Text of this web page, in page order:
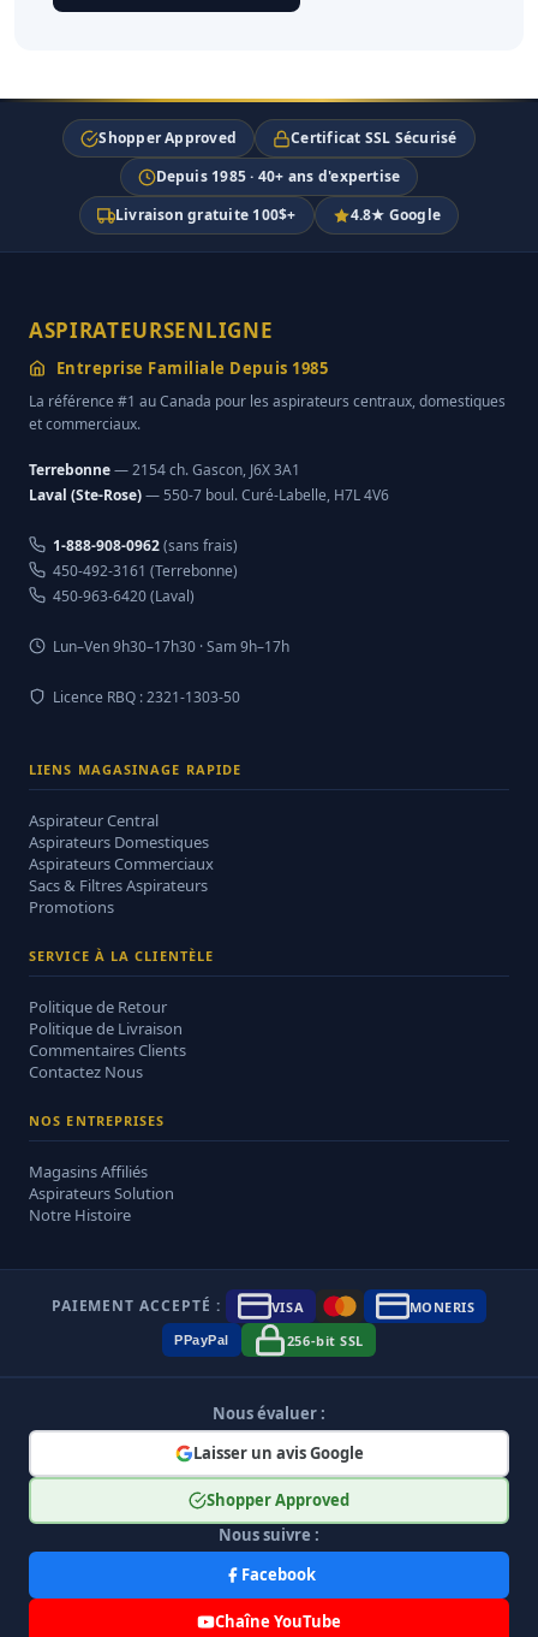
Shopper Approved
Certificat SSL Sécurisé
Depuis 1985 · 40+ ans d'expertise
Livraison gratuite 100$+
4.8★ Google
ASPIRATEURSENLIGNE
Entreprise Familiale Depuis 1985
La référence #1 au Canada pour les aspirateurs centraux, domestiques
et commerciaux.
Terrebonne— 2154 ch. Gascon, J6X 3A1
Laval (Ste-Rose)— 550-7 boul. Curé-Labelle, H7L 4V6
1-888-908-0962(sans frais)
450-492-3161 (Terrebonne)
450-963-6420 (Laval)
Lun–Ven 9h30–17h30 · Sam 9h–17h
Licence RBQ : 2321-1303-50
LIENS MAGASINAGE RAPIDE
Aspirateur Central
Aspirateurs Domestiques
Aspirateurs Commerciaux
Sacs & Filtres Aspirateurs
Promotions
SERVICE À LA CLIENTÈLE
Politique de Retour
Politique de Livraison
Commentaires Clients
Contactez Nous
NOS ENTREPRISES
Magasins Affiliés
Aspirateurs Solution
Notre Histoire
PAIEMENT ACCEPTÉ : VISA MONERIS
PPayPal 256-bit SSL
Nous évaluer :
Laisser un avis Google
Shopper Approved
Nous suivre :
Facebook
Chaîne YouTube